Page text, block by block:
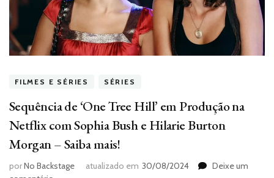
FILMES E SÉRIES SÉRIES
Sequência de ‘One Tree Hill’ em Produção na
Netflix com Sophia Bush e Hilarie Burton
Morgan – Saiba mais!
porNo Backstage atualizado em 30/08/2024
Deixe um